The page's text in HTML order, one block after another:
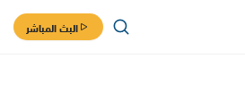
البث المباشر